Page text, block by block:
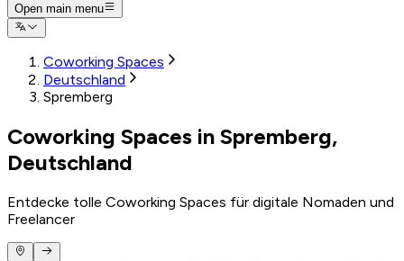
Open main menu
Coworking Spaces
Deutschland
Spremberg
Coworking Spaces in Spremberg,
Deutschland
Entdecke tolle Coworking Spaces für digitale Nomaden und
Freelancer